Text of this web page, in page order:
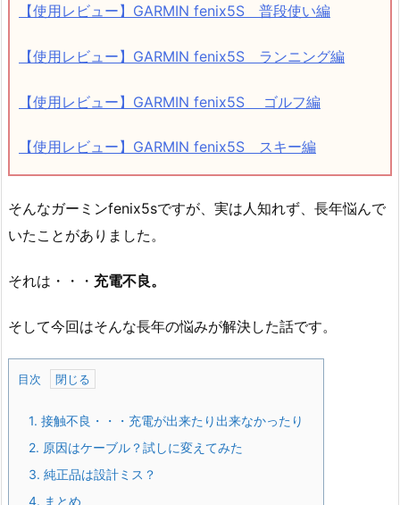
【使用レビュー】GARMIN fenix5S 普段使い編
【使用レビュー】GARMIN fenix5S ランニング編
【使用レビュー】GARMIN fenix5S ゴルフ編
【使用レビュー】GARMIN fenix5S スキー編
そんなガーミンfenix5sですが、実は人知れず、長年悩んで
いたことがありました。
それは・・・ 充電不良。
そして今回はそんな長年の悩みが解決した話です。
目次
1. 接触不良・・・充電が出来たり出来なかったり
2. 原因はケーブル？試しに変えてみた
3. 純正品は設計ミス？
4. まとめ